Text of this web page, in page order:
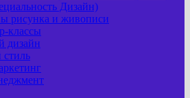
Дизайн)
рисунка и живописи
классы
дизайн